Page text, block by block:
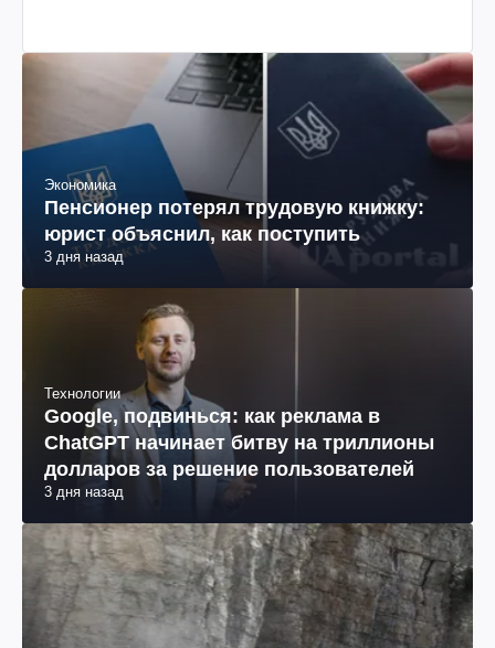
Экономика
Пенсионер потерял трудовую книжку:
юрист объяснил, как поступить
3 дня назад
Технологии
Google, подвинься: как реклама в
ChatGPT начинает битву на триллионы
долларов за решение пользователей
3 дня назад